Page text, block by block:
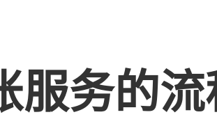
服务的流